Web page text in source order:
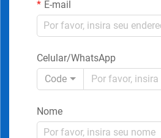
E-mail
Celular/WhatsApp
Code
Nome